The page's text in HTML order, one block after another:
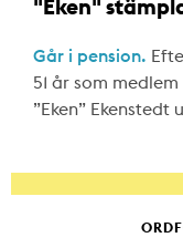
"Eken"
Går i pension.
51 år som
”Eken”